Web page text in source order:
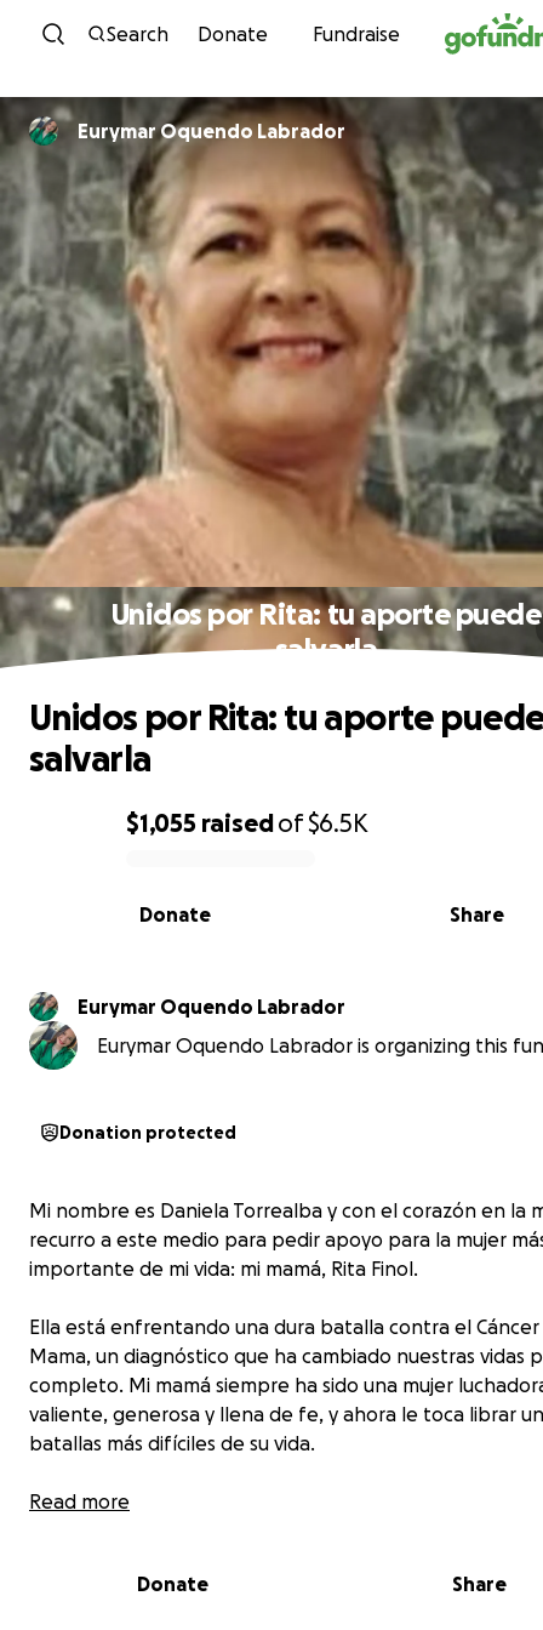
Skip to content
Search Donate Fundraise
Eurymar Oquendo Labrador
Unidos por Rita: tu aporte puede
salvarla
0% complete
$1,055 raisedof$6.5K
Share
Donate
Unidos por Rita: tu aporte
salvarla
Eurymar Oquendo Labrador
Eurymar Oquendo Labrador is organizing this
Donation protected
Mi nombre es Daniela Torrealba y con el corazón en la
recurro a este medio para pedir apoyo para la mujer
importante de mi vida: mi mamá, Rita Finol.
Ella está enfrentando una dura batalla contra el
Mama, un diagnóstico que ha cambiado nuestras vidas
completo. Mi mamá siempre ha sido una mujer
valiente, generosa y llena de fe, y ahora le toca librar
batallas más difíciles de su vida.
Necesita con urgencia la extracción del tumor que la
darle la oportunidad de salir victoriosa.
Read more
Donate Share